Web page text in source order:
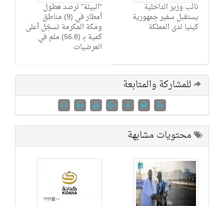
"البيئة" ترصد هطول
أمطار في (9) مناطق
ومكة المكرمة تسجّل أعلى
كمية بـ (56.8) ملم في
العرضيات
نائب وزير الداخلية
يستقبل سفير جمهورية
كينيا لدى المملكة
للمشاركة والمتابعة
محتويات مشابهة